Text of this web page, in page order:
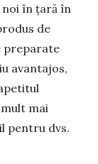
în țară în
de
preparate
avantajos,
mai
pentru dvs.